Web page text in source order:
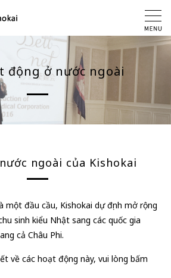
động ở nước ngoài
ngoài của Kishokai
một đầu cầu, Kishokai dự định mở rộng
sinh kiểu Nhật sang các quốc gia
cả Châu Phi.
về các hoạt động này, vui lòng bấm